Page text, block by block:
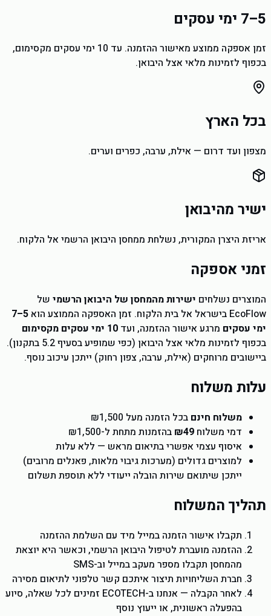
5–7 ימי עסקים
זמן אספקה ממוצע מאישור ההזמנה. עד 10 ימי עסקים מקסימום,
בכפוף לזמינות מלאי אצל היבואן.
בכל הארץ
מצפון ועד דרום — אילת, ערבה, כפרים וערים.
ישיר מהיבואן
אריזת היצרן המקורית, נשלחת ממחסן היבואן הרשמי אל הלקוח.
זמני אספקה
המוצרים נשלחים ישירות מהמחסן של היבואן הרשמי של
EcoFlow בישראל אל בית הלקוח. זמן האספקה הממוצע הוא
5–7
ימי עסקים מרגע אישור ההזמנה, ועד 10 ימי עסקים מקסימום
בכפוף לזמינות מלאי אצל היבואן (כפי שמופיע בסעיף 5.2 בתקנון).
ביישובים מרוחקים (אילת, ערבה, צפון רחוק) ייתכן עיכוב נוסף.
עלות משלוח
משלוח חינם בכל הזמנה מעל ₪1,500
דמי משלוח ₪49 בהזמנות מתחת ל-₪1,500
איסוף עצמי אפשרי בתיאום מראש — ללא עלות
למוצרים גדולים (מערכות גיבוי מלאות, פאנלים מרובים)
ייתכן שיתואם שירות הובלה ייעודי ללא תוספת תשלום
תהליך המשלוח
תקבלו אישור הזמנה במייל מיד עם השלמת ההזמנה
ההזמנה מועברת לטיפול היבואן הרשמי, וכאשר היא יוצאת
מהמחסן תקבלו מספר מעקב במייל וב-SMS
חברת השליחויות תיצור איתכם קשר טלפוני לתיאום מסירה
לאחר הקבלה — אנחנו ב-ECOTECH זמינים לכל שאלה, סיוע
בהפעלה ראשונית, או ייעוץ נוסף